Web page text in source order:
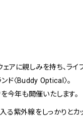
若手作家の発掘・育成
History&Archive
アに親しみを持ち、ラ
ド〈Buddy Optical〉。
今年も開催いたします。
る紫外線をしっかりとカ